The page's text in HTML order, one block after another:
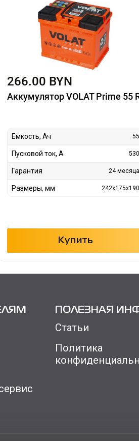
266.00 BYN
Аккумулятор VOLAT Prime 55
Емкость, Ач 55
Пусковой ток, А 530
Гарантия 24 месяца
Размеры, мм 242x175x190
Купить
ПОЛЕЗНАЯ
Статьи
Политика